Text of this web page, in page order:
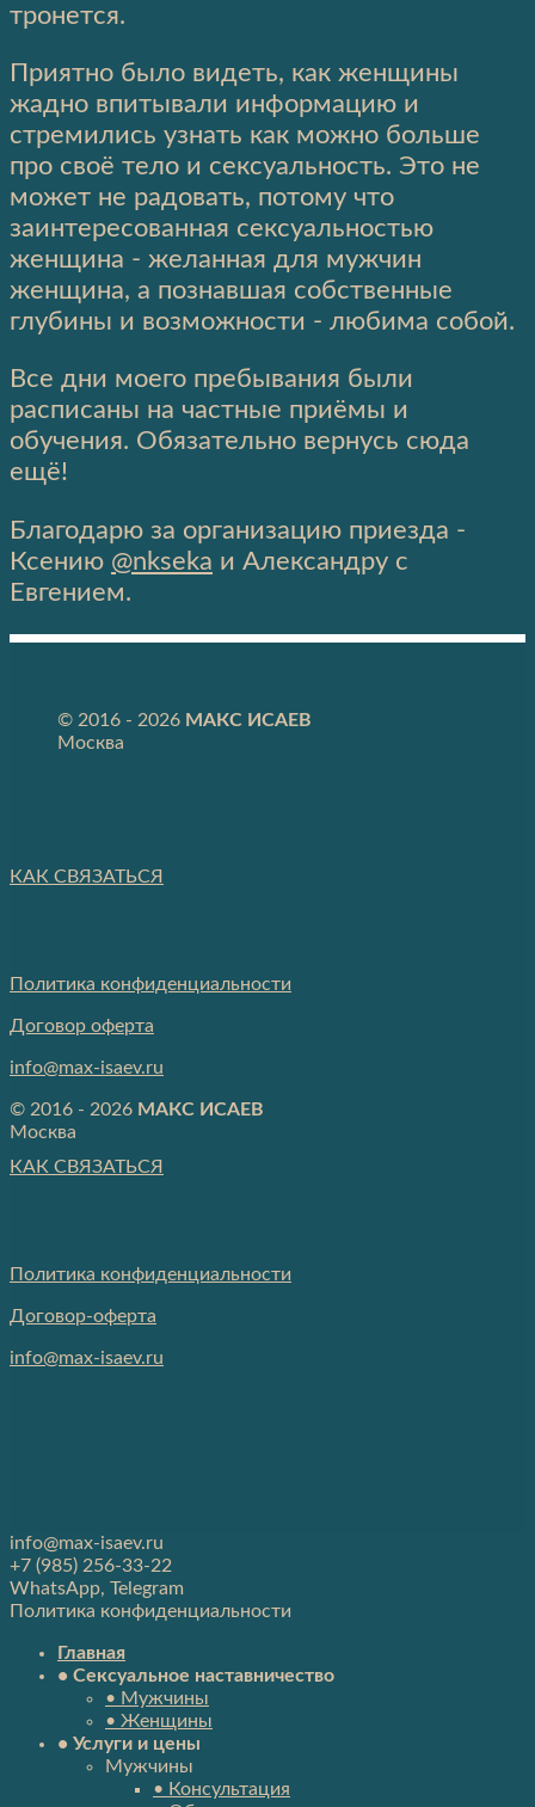
тронется.
Приятно было видеть, как женщины
жадно впитывали информацию и
стремились узнать как можно больше
про своё тело и сексуальность. Это не
может не радовать, потому что
заинтересованная сексуальностью
женщина - желанная для мужчин
женщина, а познавшая собственные
глубины и возможности - любима собой.
Все дни моего пребывания были
расписаны на частные приёмы и
обучения. Обязательно вернусь сюда
ещё!
Благодарю за организацию приезда -
Ксению @nkseka и Александру с
Евгением.
© 2016 - 2026 МАКС ИСАЕВ
Москва
КАК СВЯЗАТЬСЯ
Политика конфиденциальности
Договор оферта
info@max-isaev.ru
© 2016 - 2026 МАКС ИСАЕВ
Москва
КАК СВЯЗАТЬСЯ
Политика конфиденциальности
Договор-оферта
info@max-isaev.ru
info@max-isaev.ru
+7 (985) 256-33-22
WhatsApp, Telegram
Политика конфиденциальности
Главная
• Сексуальное наставничество
• Мужчины
• Женщины
• Услуги и цены
Мужчины
• Консультация